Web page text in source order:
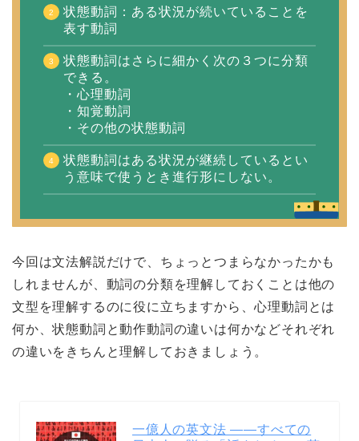
状態動詞：ある状況が続いていることを
表す動詞
状態動詞はさらに細かく次の３つに分類
できる。
・心理動詞
・知覚動詞
・その他の状態動詞
状態動詞はある状況が継続しているとい
う意味で使うとき進行形にしない。
今回は文法解説だけで、ちょっとつまらなかったかも
しれませんが、動詞の分類を理解しておくことは他の
文型を理解するのに役に立ちますから、心理動詞とは
何か、状態動詞と動作動詞の違いは何かなどそれぞれ
の違いをきちんと理解しておきましょう。
一億人の英文法 ――すべての